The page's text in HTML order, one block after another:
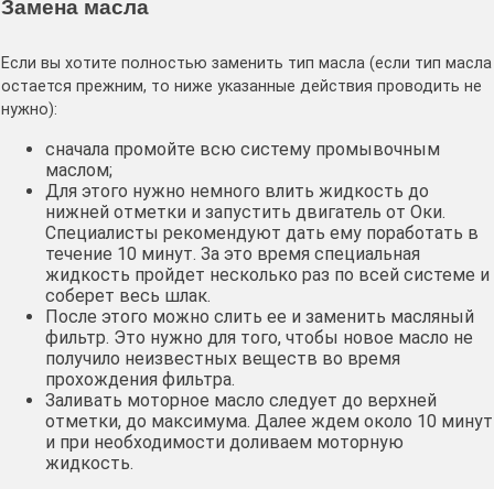
Замена масла
Если вы хотите полностью заменить тип масла (если тип масла
остается прежним, то ниже указанные действия проводить не
нужно):
сначала промойте всю систему промывочным
маслом;
Для этого нужно немного влить жидкость до
нижней отметки и запустить двигатель от Оки.
Специалисты рекомендуют дать ему поработать в
течение 10 минут. За это время специальная
жидкость пройдет несколько раз по всей системе и
соберет весь шлак.
После этого можно слить ее и заменить масляный
фильтр. Это нужно для того, чтобы новое масло не
получило неизвестных веществ во время
прохождения фильтра.
Заливать моторное масло следует до верхней
отметки, до максимума. Далее ждем около 10 минут
и при необходимости доливаем моторную
жидкость.